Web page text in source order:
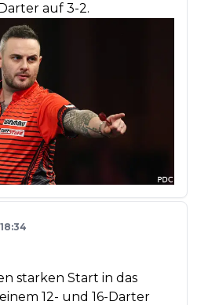
auf 3-2.
starken Start in das
12- und 16-Darter